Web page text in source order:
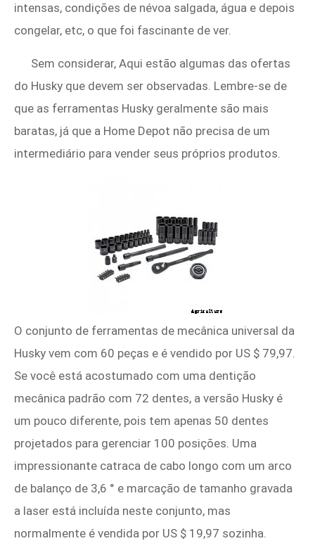
intensas, condições de névoa salgada, água e depois
congelar, etc, o que foi fascinante de ver.
Sem considerar, Aqui estão algumas das ofertas
do Husky que devem ser observadas. Lembre-se de
que as ferramentas Husky geralmente são mais
baratas, já que a Home Depot não precisa de um
intermediário para vender seus próprios produtos.
O conjunto de ferramentas de mecânica universal da
Husky vem com 60 peças e é vendido por US $ 79,97.
Se você está acostumado com uma dentição
mecânica padrão com 72 dentes, a versão Husky é
um pouco diferente, pois tem apenas 50 dentes
projetados para gerenciar 100 posições. Uma
impressionante catraca de cabo longo com um arco
de balanço de 3,6 ° e marcação de tamanho gravada
a laser está incluída neste conjunto, mas
normalmente é vendida por US $ 19,97 sozinha.